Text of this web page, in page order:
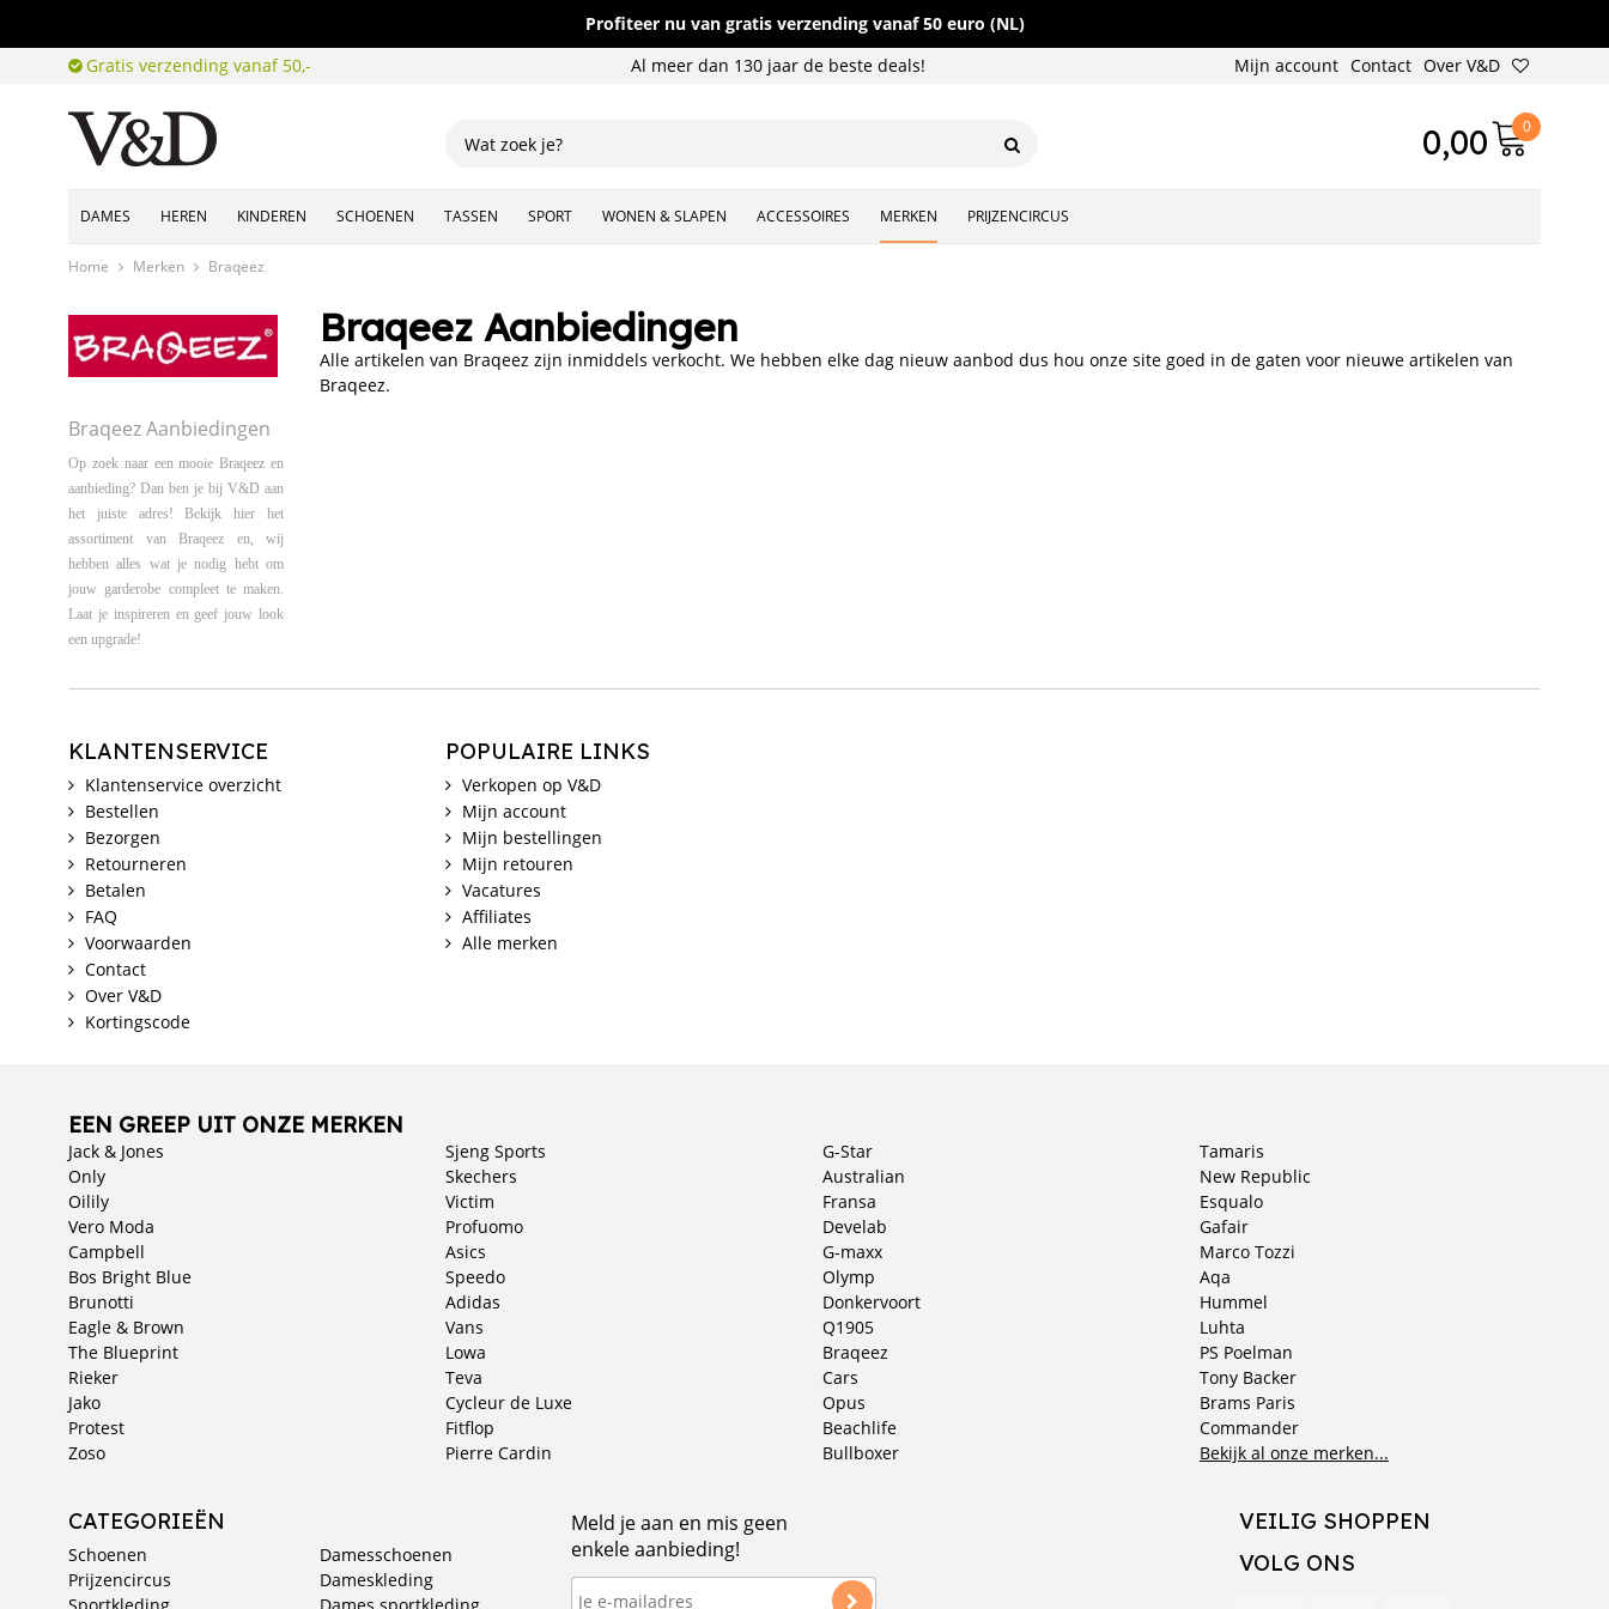
Profiteer nu van gratis verzending vanaf 50 euro (NL)
Gratis verzending vanaf 50,-
Mijn account Contact Over V&D
Al meer dan 130 jaar de beste deals!
0
0,00
DAMES HEREN KINDEREN SCHOENEN TASSEN SPORT WONEN & SLAPEN ACCESSOIRES MERKEN PRIJZENCIRCUS
Home Merken Braqeez
Braqeez Aanbiedingen
Op zoek naar een mooie Braqeez en
aanbieding? Dan ben je bij V&D aan
het juiste adres! Bekijk hier het
assortiment van Braqeez en, wij
hebben alles wat je nodig hebt om
jouw garderobe compleet te maken.
Laat je inspireren en geef jouw look
een upgrade!
Braqeez Aanbiedingen
Alle artikelen van Braqeez zijn inmiddels verkocht. We hebben elke dag nieuw aanbod dus hou onze site goed in de gaten voor nieuwe artikelen van
Braqeez.
KLANTENSERVICE
Klantenservice overzicht
Bestellen
Bezorgen
Retourneren
Betalen
FAQ
Voorwaarden
Contact
Over V&D
Kortingscode
POPULAIRE LINKS
Verkopen op V&D
Mijn account
Mijn bestellingen
Mijn retouren
Vacatures
Affiliates
Alle merken
EEN GREEP UIT ONZE MERKEN
Jack & Jones
Only
Oilily
Vero Moda
Campbell
Bos Bright Blue
Brunotti
Eagle & Brown
The Blueprint
Rieker
Jako
Protest
Zoso
Sjeng Sports
Skechers
Victim
Profuomo
Asics
Speedo
Adidas
Vans
Lowa
Teva
Cycleur de Luxe
Fitflop
Pierre Cardin
G-Star
Australian
Fransa
Develab
G-maxx
Olymp
Donkervoort
Q1905
Braqeez
Cars
Opus
Beachlife
Bullboxer
Tamaris
New Republic
Esqualo
Gafair
Marco Tozzi
Aqa
Hummel
Luhta
PS Poelman
Tony Backer
Brams Paris
Commander
Bekijk al onze merken...
CATEGORIEËN
Schoenen
Prijzencircus
Damesschoenen
Dameskleding
Meld je aan en mis geen
enkele aanbieding!
VEILIG SHOPPEN
VOLG ONS